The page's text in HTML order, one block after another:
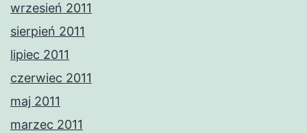
wrzesień 2011
sierpień 2011
lipiec 2011
czerwiec 2011
maj 2011
marzec 2011